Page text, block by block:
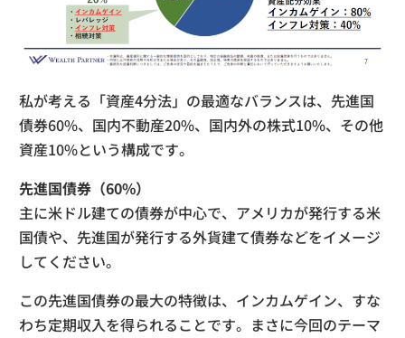
私が考える「資産4分法」の最適なバランスは、先進国
債券60%、国内不動産20%、国内外の株式10%、その他
資産10%という構成です。
先進国債券（60%）
主に米ドル建ての債券が中心で、アメリカが発行する米
国債や、先進国が発行する外貨建て債券などをイメージ
してください。
この先進国債券の最大の特徴は、インカムゲイン、すな
わち定期収入を得られることです。まさに今回のテーマ